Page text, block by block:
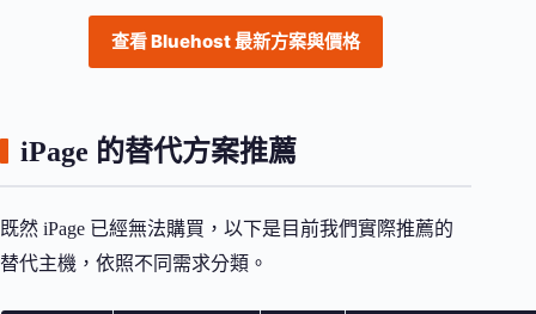
查看 Bluehost 最新方案與價格
iPage 的替代方案推薦
既然 iPage 已經無法購買，以下是目前我們實際推薦的
替代主機，依照不同需求分類。